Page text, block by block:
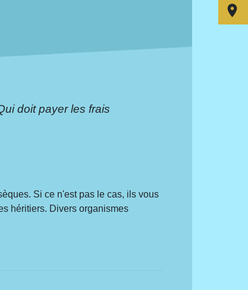
doit payer les frais
Si ce n'est pas le cas, ils vous
héritiers. Divers organismes
room